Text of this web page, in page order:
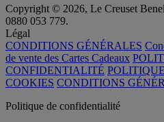
Copyright © 2026, Le Creuset
0880 053 779.
Légal
CONDITIONS GÉNÉRALES
de vente des Cartes Cadeaux
CONFIDENTIALITÉ
COOKIES CONDITIONS
Politique de confidentialité